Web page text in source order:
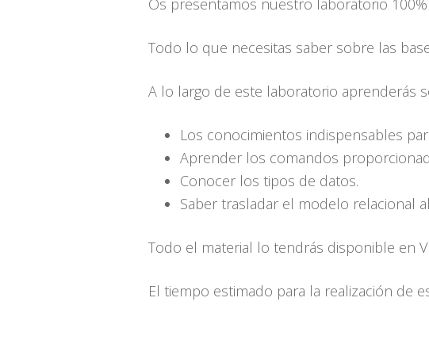
Os presentamos nuestro laboratorio
Todo lo que necesitas saber sobre las
A lo largo de este laboratorio aprenderás
Los conocimientos indispensables
Aprender los comandos
Conocer los tipos de datos.
Saber trasladar el modelo relacional
Todo el material lo tendrás disponible en
El tiempo estimado para la realización de